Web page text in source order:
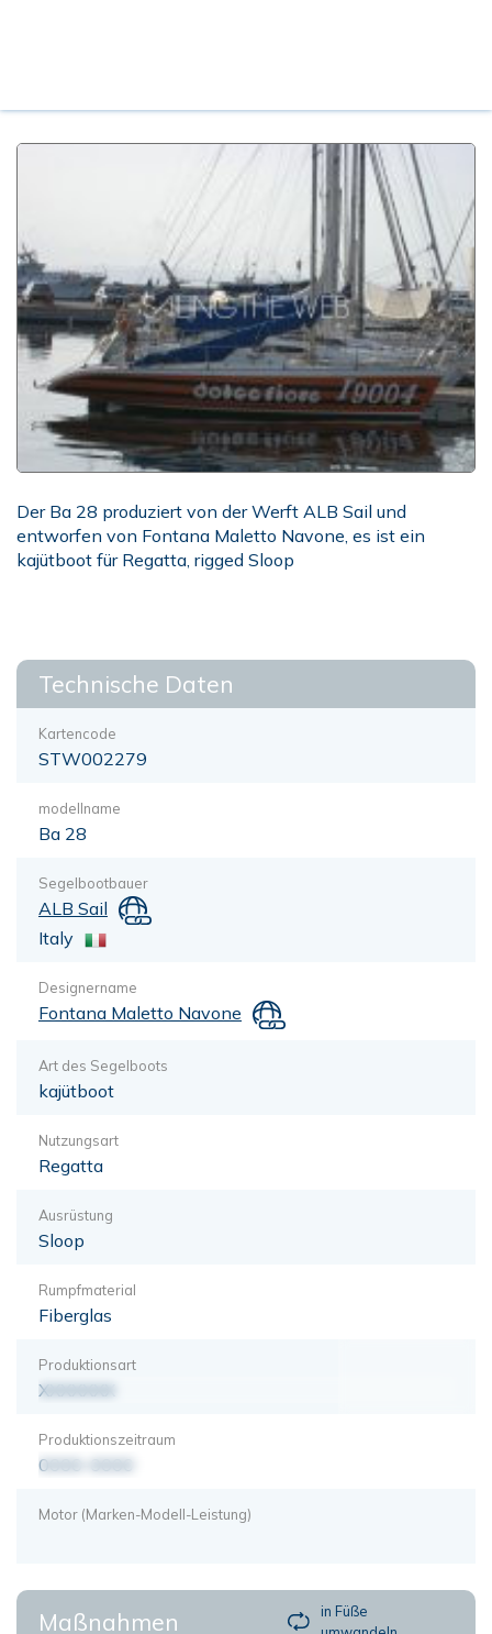
Der Ba 28 produziert von der Werft ALB Sail und
entworfen von Fontana Maletto Navone, es ist ein
kajütboot für Regatta, rigged Sloop
Technische Daten
Kartencode
STW002279
modellname
Ba 28
Segelbootbauer
ALB Sail
Italy
Designername
Fontana Maletto Navone
Art des Segelboots
kajütboot
Nutzungsart
Regatta
Ausrüstung
Sloop
Rumpfmaterial
Fiberglas
Produktionsart
XXXXXXX
Produktionszeitraum
0000-0000
Motor (Marken-Modell-Leistung)
Maßnahmen
in Füße